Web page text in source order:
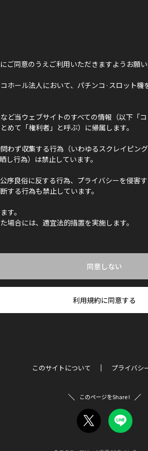
同意のうえご利用いただきますようお願い
ホール法人において、パチンコ·スロット
ど当ウェブサイトのすべての情報（以下「
めて「権利者」と呼ぶ）に帰属します。
わず収集する行為（いわゆるスクレイピン
し行為）は禁止しています。
序良俗に反する行為、プライバシーを侵害
する行為も禁止しています。
す。
場合には、適宜法的措置を実施します。
同意しない
利用規約に同意する
このサイトについて プライバシ
このページをShare !